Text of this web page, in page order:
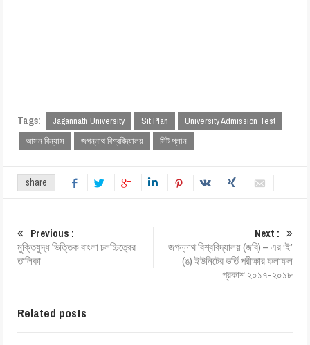
Tags: Jagannath University Sit Plan
University Admission Test
আসন বিন্যাস
জগন্নাথ বিশ্ববিদ্যালয় সিট প্লান
share
Previous :
মুক্তিযুদ্ধ ভিত্তিক বাংলা চলচ্চিত্রের
তালিকা
Next :
জগন্নাথ বিশ্ববিদ্যালয় (জবি) – এর ‘ই’
(ঙ) ইউনিটের ভর্তি পরীক্ষার ফলাফল
প্রকাশ ২০১৭-২০১৮
Related posts